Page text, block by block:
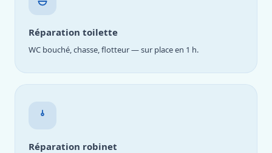
Réparation toilette
WC bouché, chasse, flotteur — sur place en 1 h.
Réparation robinet